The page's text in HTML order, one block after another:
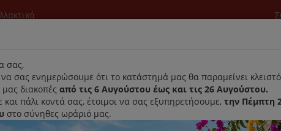
σας,
σας ενημερώσουμε ότι το κατάστημά μας θα παραμείνει
μας διακοπές από τις 6 Αυγούστου έως και τις 26 Αυγούστου.
και πάλι κοντά σας, έτοιμοι να σας εξυπηρετήσουμε, την Πέμπτη
στο σύνηθες ωράριό μας.